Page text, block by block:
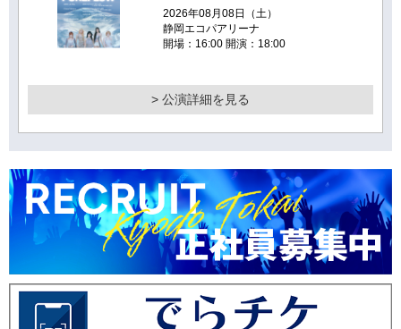
2026年08月08日（土）
静岡エコパアリーナ
開場：16:00 開演：18:00
> 公演詳細を見る